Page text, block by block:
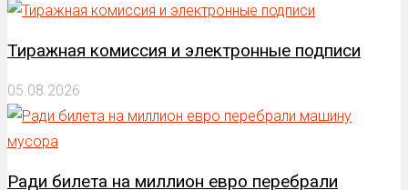
Тиражная комиссия и электронные подписи
05.08.2026
Ради билета на миллион евро перебрали